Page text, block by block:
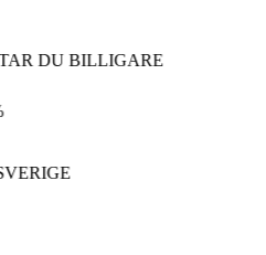
DU BILLIGARE